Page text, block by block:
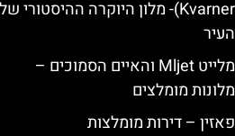
Kvarner)- מלון היוקרה ההיסטורי של
העיר
מלייט Mljet והאיים הסמוכים –
מלונות מומלצים
פאזין – דירות מומלצות